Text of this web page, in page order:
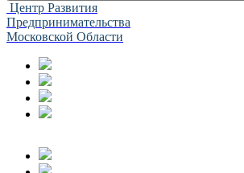
Центр Развития
Предпринимательства
Московской Области